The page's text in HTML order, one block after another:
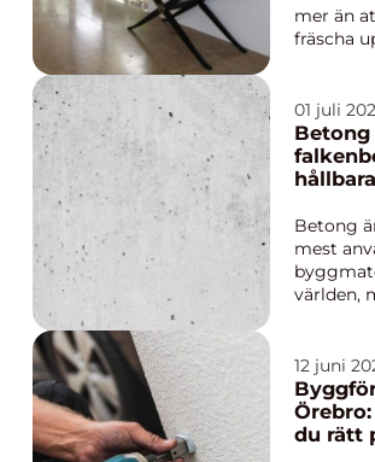
om
mer än
fräscha
bostad,
bättre
och se till
står
kan fel
spri...
01 juli
Betong
och
Betong
mest
världen,
ser bara
praktiken
betong
precision
12 juni
du rätt